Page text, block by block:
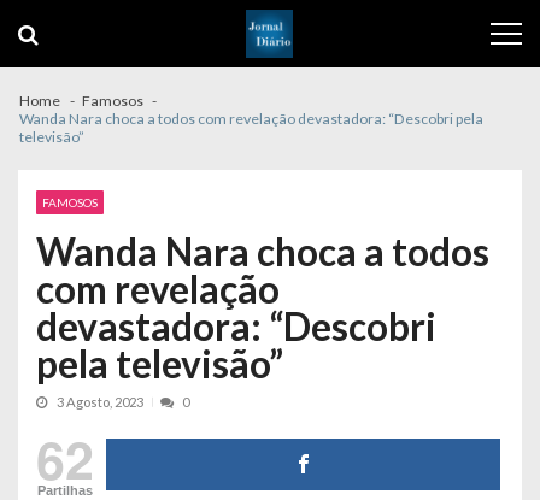
navigation
content
Home
Famosos
Wanda Nara choca a todos com revelação devastadora: “Descobri pela
televisão”
FAMOSOS
Wanda Nara choca a todos
com revelação
devastadora: “Descobri
pela televisão”
3 Agosto, 2023 0
62
Partilhas